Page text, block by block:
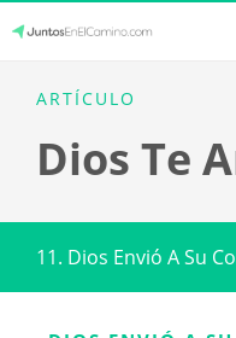
content
ARTÍCULO
Dios Te
11. Dios Envió A Su